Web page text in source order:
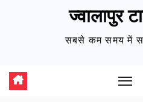
ज्वालापुर
सबसे कम समय में